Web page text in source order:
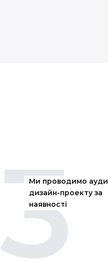
3
Ми проводимо
дизайн-проекту за
наявності